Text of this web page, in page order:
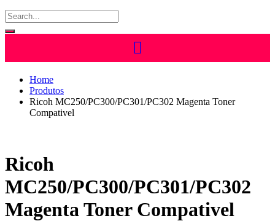
Home
Produtos
Ricoh MC250/PC300/PC301/PC302 Magenta Toner
Compativel
Ricoh
MC250/PC300/PC301/PC302
Magenta Toner Compativel